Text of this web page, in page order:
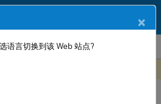
Citrix SD-WANCenter
Citrix SD-WAN
×
语言切换到该 Web 站点?